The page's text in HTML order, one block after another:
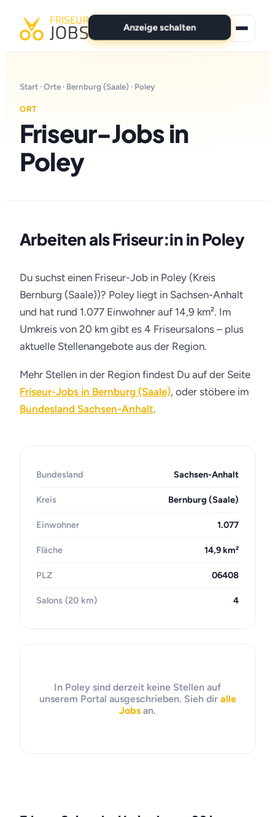
Anzeige schalten
Für Bewerber
Marken
Start ·Orte · Bernburg (Saale) · Poley
ORT
Friseur-Jobs in
Poley
Arbeiten als Friseur:in in Poley
Du suchst einen Friseur-Job in Poley (Kreis
Bernburg (Saale))? Poley liegt in Sachsen-Anhalt
und hat rund 1.077 Einwohner auf 14,9 km². Im
Umkreis von 20 km gibt es 4 Friseursalons – plus
aktuelle Stellenangebote aus der Region.
Mehr Stellen in der Region findest Du auf der Seite
Friseur-Jobs in Bernburg (Saale), oder stöbere im
Bundesland Sachsen-Anhalt.
Bundesland Sachsen-Anhalt
Kreis Bernburg (Saale)
Einwohner 1.077
Fläche 14,9 km²
PLZ 06408
Salons (20 km) 4
In Poley sind derzeit keine Stellen auf
unserem Portal ausgeschrieben. Sieh dir alle
Jobs an.